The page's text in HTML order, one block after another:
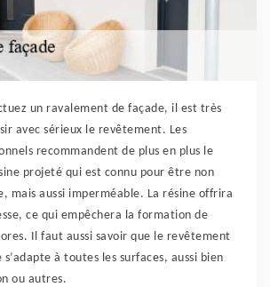
un ravalement de façade, il est très
avec sérieux le revêtement. Les
recommandent de plus en plus le
projeté qui est connu pour être non
mais aussi imperméable. La résine offrira
ce qui empêchera la formation de
Il faut aussi savoir que le revêtement
à toutes les surfaces, aussi bien
ou autres.